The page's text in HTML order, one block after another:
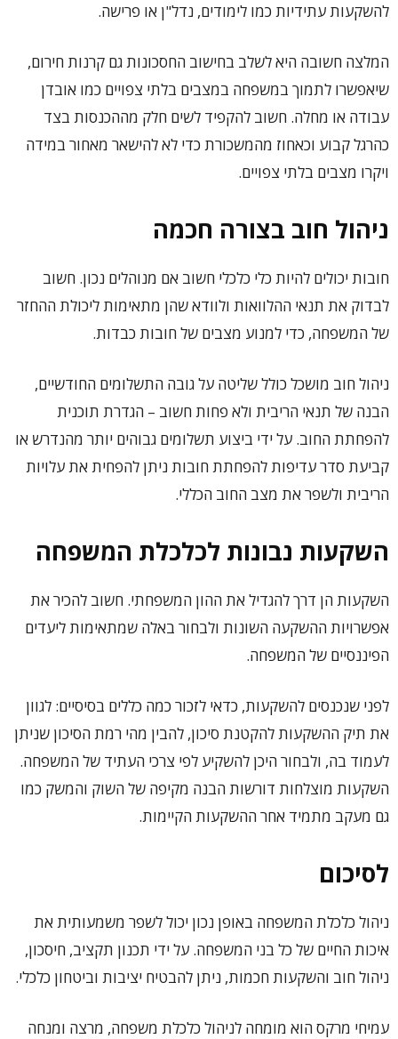
להשקעות עתידיות כמו לימודים, נדל"ן או פרישה.
המלצה חשובה היא לשלב בחישוב החסכונות גם קרנות חירום,
שיאפשרו לתמוך במשפחה במצבים בלתי צפויים כמו אובדן
עבודה או מחלה. חשוב להקפיד לשים חלק מההכנסות בצד
כהרגל קבוע וכאחוז מהמשכורת כדי לא להישאר מאחור במידה
ויקרו מצבים בלתי צפויים.
ניהול חוב בצורה חכמה
חובות יכולים להיות כלי כלכלי חשוב אם מנוהלים נכון. חשוב
לבדוק את תנאי ההלוואות ולוודא שהן מתאימות ליכולת ההחזר
של המשפחה, כדי למנוע מצבים של חובות כבדות.
ניהול חוב מושכל כולל שליטה על גובה התשלומים החודשיים,
הבנה של תנאי הריבית ולא פחות חשוב – הגדרת תוכנית
להפחתת החוב. על ידי ביצוע תשלומים גבוהים יותר מהנדרש או
קביעת סדר עדיפות להפחתת חובות ניתן להפחית את עלויות
הריבית ולשפר את מצב החוב הכללי.
השקעות נבונות לכלכלת המשפחה
השקעות הן דרך להגדיל את ההון המשפחתי. חשוב להכיר את
אפשרויות ההשקעה השונות ולבחור באלה שמתאימות ליעדים
הפיננסיים של המשפחה.
לפני שנכנסים להשקעות, כדאי לזכור כמה כללים בסיסיים: לגוון
את תיק ההשקעות להקטנת סיכון, להבין מהי רמת הסיכון שניתן
לעמוד בה, ולבחור היכן להשקיע לפי צרכי העתיד של המשפחה.
השקעות מוצלחות דורשות הבנה מקיפה של השוק והמשק כמו
גם מעקב מתמיד אחר ההשקעות הקיימות.
לסיכום
ניהול כלכלת המשפחה באופן נכון יכול לשפר משמעותית את
איכות החיים של כל בני המשפחה. על ידי תכנון תקציב, חיסכון,
ניהול חוב והשקעות חכמות, ניתן להבטיח יציבות וביטחון כלכלי.
עמיחי מרקס הוא מומחה לניהול כלכלת משפחה, מרצה ומנחה